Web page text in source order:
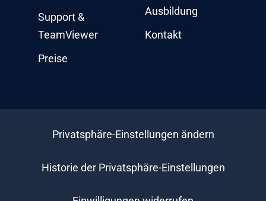
Support &
TeamViewer
Preise
Ausbildung
Kontakt
Privatsphäre-Einstellungen ändern
Historie der Privatsphäre-Einstellungen